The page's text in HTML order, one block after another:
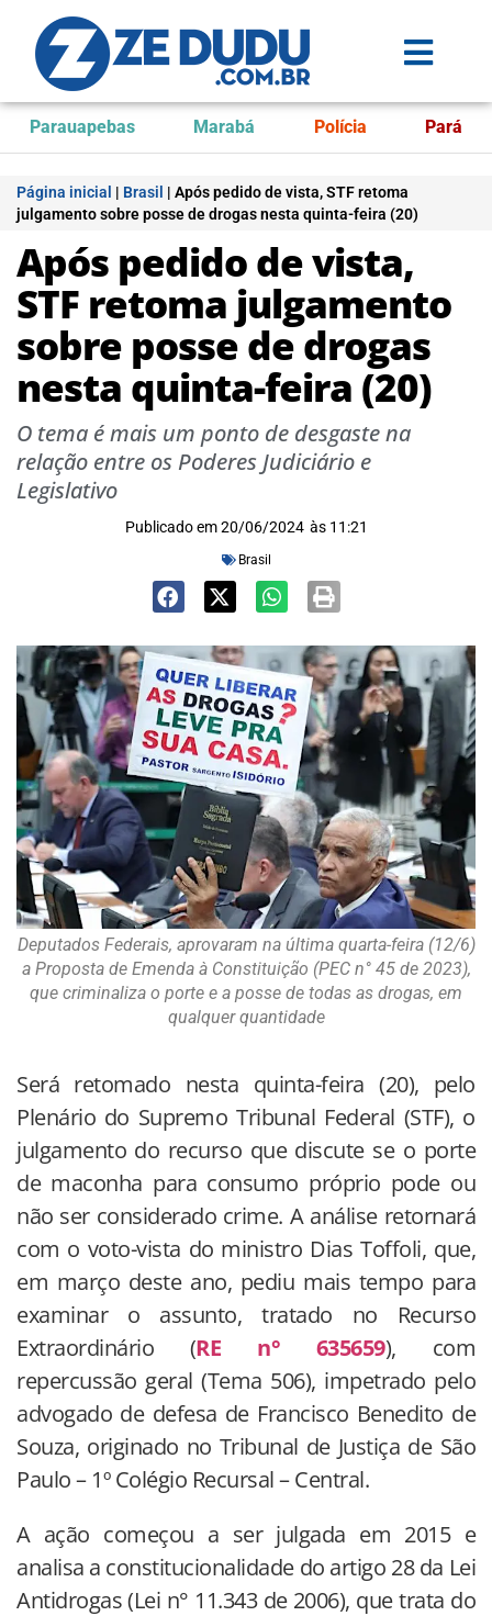
Parauapebas Marabá Polícia Pará
Página inicial | Brasil | Após pedido de vista, STF retoma
julgamento sobre posse de drogas nesta quinta-feira (20)
Após pedido de vista,
STF retoma julgamento
sobre posse de drogas
nesta quinta-feira (20)
O tema é mais um ponto de desgaste na
relação entre os Poderes Judiciário e
Legislativo
Publicado em 20/06/2024 às 11:21
Brasil
Deputados Federais, aprovaram na última quarta-feira (12/6)
a Proposta de Emenda à Constituição (PEC n° 45 de 2023),
que criminaliza o porte e a posse de todas as drogas, em
qualquer quantidade
Será retomado nesta quinta-feira (20), pelo
Plenário do Supremo Tribunal Federal (STF), o
julgamento do recurso que discute se o porte
de maconha para consumo próprio pode ou
não ser considerado crime. A análise retornará
com o voto-vista do ministro Dias Toffoli, que,
em março deste ano, pediu mais tempo para
examinar o assunto, tratado no Recurso
Extraordinário (RE n° 635659), com
repercussão geral (Tema 506), impetrado pelo
advogado de defesa de Francisco Benedito de
Souza, originado no Tribunal de Justiça de São
Paulo – 1º Colégio Recursal – Central.
A ação começou a ser julgada em 2015 e
analisa a constitucionalidade do artigo 28 da Lei
Antidrogas (Lei n° 11.343 de 2006), que trata do